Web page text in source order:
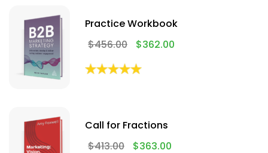
Practice Workbook
$456.00 $362.00
Call for Fractions
$413.00 $363.00